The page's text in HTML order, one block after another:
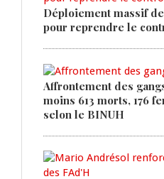
Déploiement massif
pour reprendre le
Affrontement des
moins 613 morts, 176
selon le BINUH